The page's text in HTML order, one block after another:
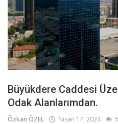
Büyükdere Caddesi
Odak Alanlarımdan.
Özkan ÖZEL Nisan 17, 2024